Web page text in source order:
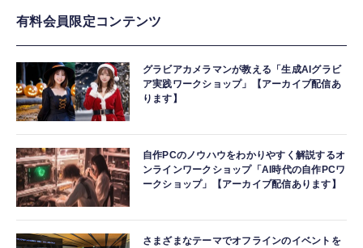
有料会員限定コンテンツ
グラビアカメラマンが教える「生成AIグラビ
ア実践ワークショップ」【アーカイブ配信あ
ります】
自作PCのノウハウをわかりやすく解説するオ
ンラインワークショップ「AI時代の自作PCワ
ークショップ」【アーカイブ配信あります】
さまざまなテーマでオフラインのイベントを